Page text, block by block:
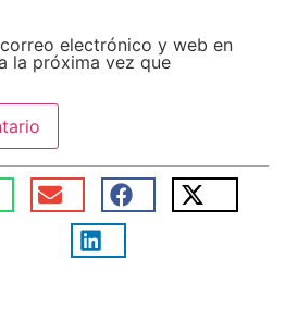
electrónico y web en
la próxima vez que